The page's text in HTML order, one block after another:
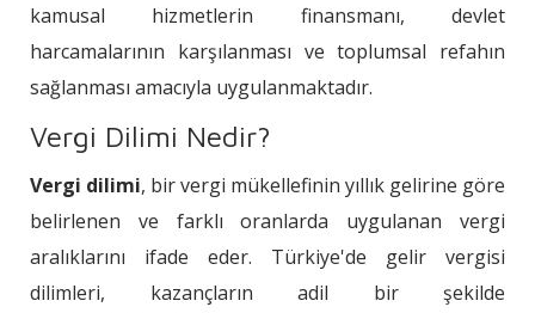
kamusal hizmetlerin finansmanı, devlet
harcamalarının karşılanması ve toplumsal refahın
sağlanması amacıyla uygulanmaktadır.
Vergi Dilimi Nedir?
Vergi dilimi, bir vergi mükellefinin yıllık gelirine göre
belirlenen ve farklı oranlarda uygulanan vergi
aralıklarını ifade eder. Türkiye'de gelir vergisi
dilimleri, kazançların adil bir şekilde